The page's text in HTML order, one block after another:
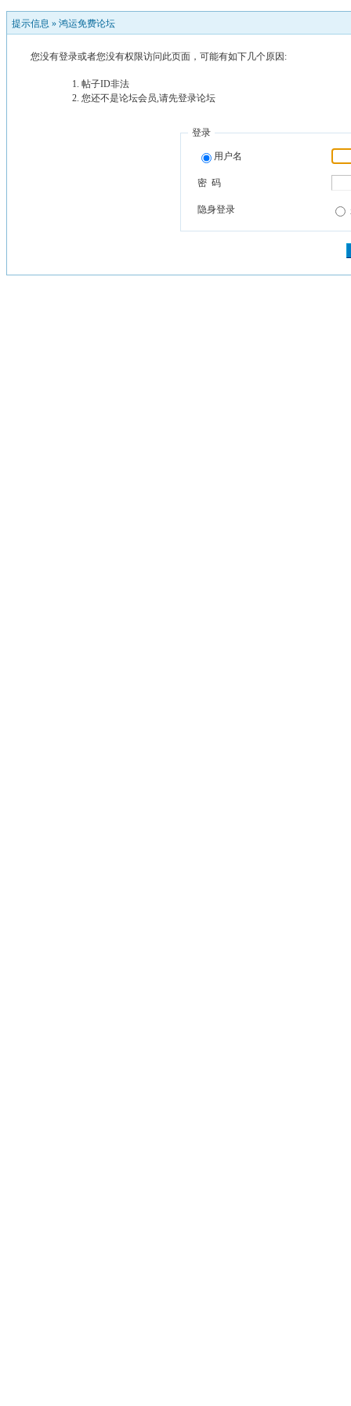
提示信息 » 鸿运免费论坛
您没有登录或者您没有权限访问此页面，可能有如下几个原因:
帖子ID非法
您还不是论坛会员,请先登录论坛
登录
用户名
密 码
隐身登录